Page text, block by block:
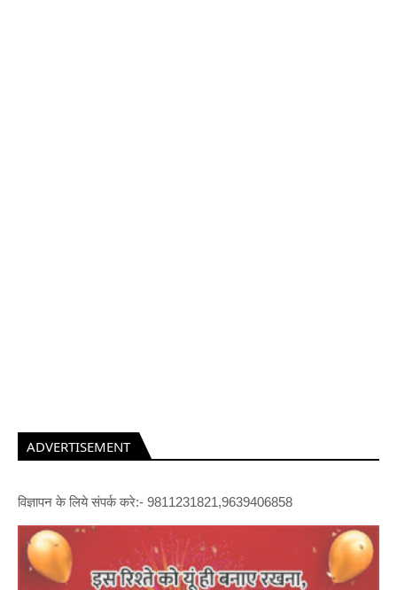
ADVERTISEMENT
विज्ञापन के लिये संपर्क करे:- 9811231821,9639406858